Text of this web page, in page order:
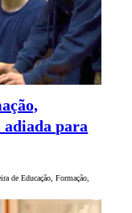
adiada para
de Educação, Formação,